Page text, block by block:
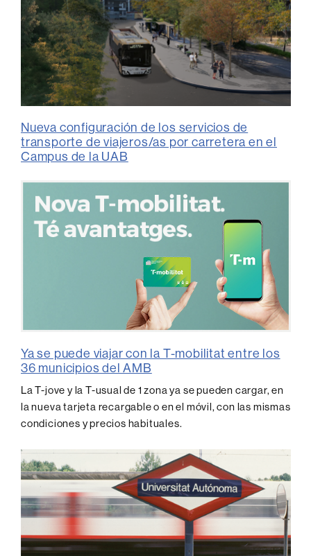
Nueva configuración de los servicios de
transporte de viajeros/as por carretera en el
Campus de la UAB
Ya se puede viajar con la T-mobilitat entre los
36 municipios del AMB
La T-jove y la T-usual de 1 zona ya se pueden cargar, en
la nueva tarjeta recargable o en el móvil, con las mismas
condiciones y precios habituales.